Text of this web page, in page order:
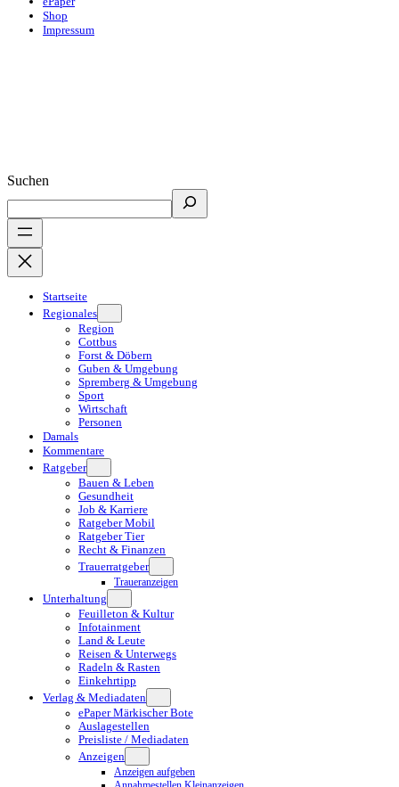
Shop
Impressum
Suchen
Startseite
Regionales
Region
Cottbus
Forst & Döbern
Guben & Umgebung
Spremberg & Umgebung
Sport
Wirtschaft
Personen
Damals
Kommentare
Ratgeber
Bauen & Leben
Gesundheit
Job & Karriere
Ratgeber Mobil
Ratgeber Tier
Recht & Finanzen
Trauerratgeber
Traueranzeigen
Unterhaltung
Feuilleton & Kultur
Infotainment
Land & Leute
Reisen & Unterwegs
Radeln & Rasten
Einkehrtipp
Verlag & Mediadaten
ePaper Märkischer Bote
Auslagestellen
Preisliste / Mediadaten
Anzeigen
Anzeigen aufgeben